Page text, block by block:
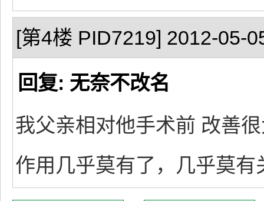
[第4楼 PID7219] 2012-05-
回复: 无奈不改名
我父亲相对他手术前 改善
作用几乎莫有了，几乎莫